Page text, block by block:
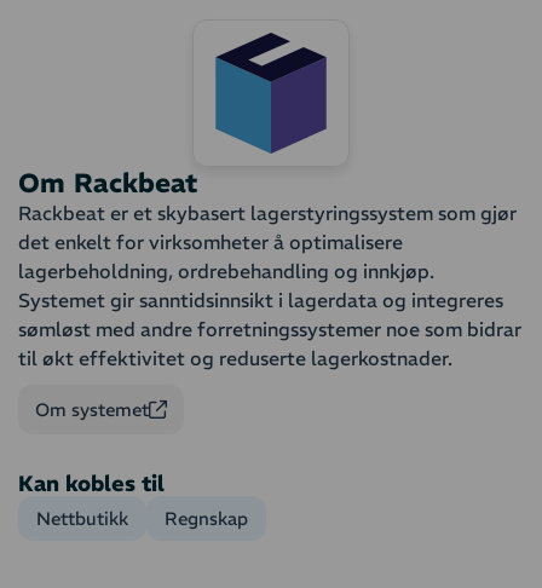
Om Rackbeat
Rackbeat er et skybasert lagerstyringssystem som gjør
det enkelt for virksomheter å optimalisere
lagerbeholdning, ordrebehandling og innkjøp.
Systemet gir sanntidsinnsikt i lagerdata og integreres
sømløst med andre forretningssystemer noe som bidrar
til økt effektivitet og reduserte lagerkostnader.
Om systemet
Kan kobles til
Nettbutikk Regnskap